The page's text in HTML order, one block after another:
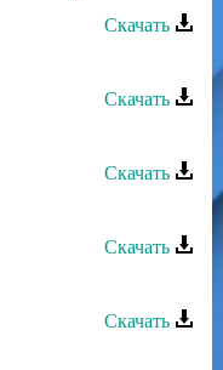
Скачать
Скачать
Скачать
Скачать
Скачать